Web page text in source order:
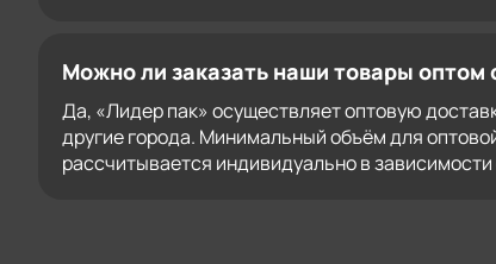
Можно ли заказать наши товары оптом
Да, «Лидер пак» осуществляет оптовую
другие города. Минимальный объём для
рассчитывается индивидуально в зависимости